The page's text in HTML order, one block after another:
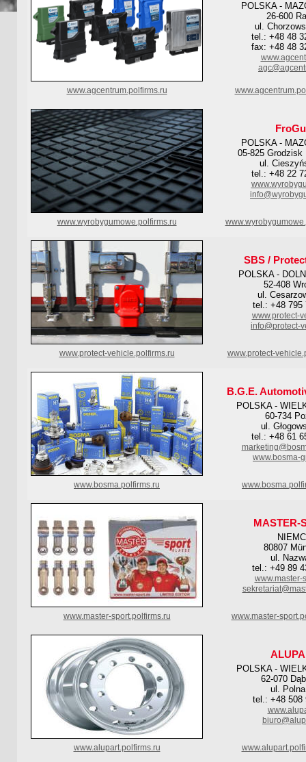
POLSKA -
26-600
ul.
tel.: +48 48
fax: +48 48
www.agcentrum.polfirms.ru
POLSKA -
05-825 Grodzisk
ul.
tel.: +48 22
www.wyrobygumowe.polfirms.ru
SBS /
POLSKA -
52-408
ul.
tel.: +48 795
www.protect-
info@protect-
www.protect-vehicle.polfirms.ru www.protect-
B.G.E.
POLSKA -
60-734
ul.
tel.: +48 61
www.bosma-
www.bosma.polfirms.ru
MASTER-
80807
ul.
tel.: +49 89
www.master-
www.master-sport.polfirms.ru www.master-
POLSKA -
62-070
ul.
tel.: +48 508
www.alupart.polfirms.ru